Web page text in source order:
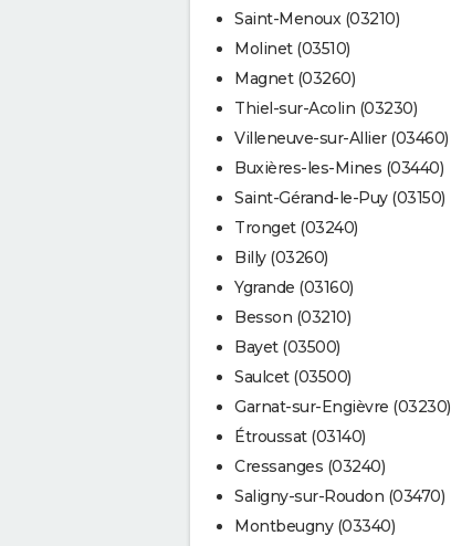
Saint-Menoux (03210)
Molinet (03510)
Magnet (03260)
Thiel-sur-Acolin (03230)
Villeneuve-sur-Allier (03460)
Buxières-les-Mines (03440)
Saint-Gérand-le-Puy (03150)
Tronget (03240)
Billy (03260)
Ygrande (03160)
Besson (03210)
Bayet (03500)
Saulcet (03500)
Garnat-sur-Engièvre (03230)
Étroussat (03140)
Cressanges (03240)
Saligny-sur-Roudon (03470)
Montbeugny (03340)